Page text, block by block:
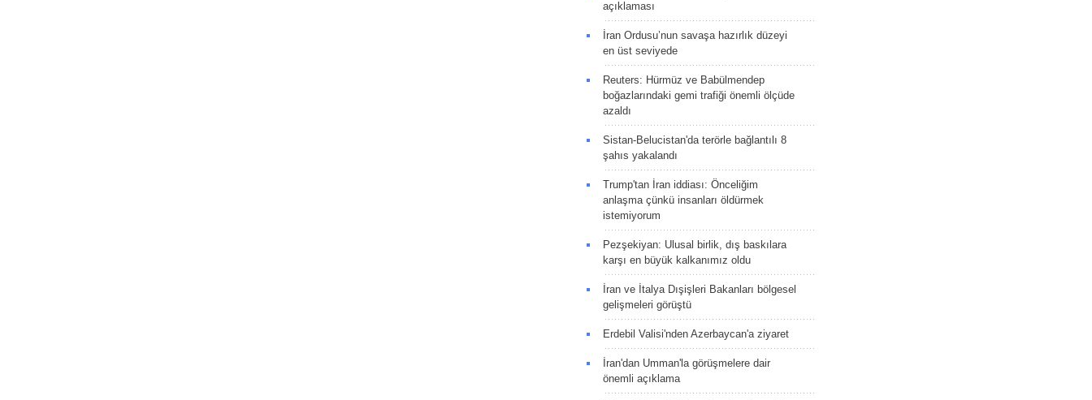
açıklaması
İran Ordusu’nun savaşa hazırlık düzeyi
en üst seviyede
Reuters: Hürmüz ve Babülmendep
boğazlarındaki gemi trafiği önemli ölçüde
azaldı
Sistan-Belucistan'da terörle bağlantılı 8
şahıs yakalandı
Trump'tan İran iddiası: Önceliğim
anlaşma çünkü insanları öldürmek
istemiyorum
Pezşekiyan: Ulusal birlik, dış baskılara
karşı en büyük kalkanımız oldu
İran ve İtalya Dışişleri Bakanları bölgesel
gelişmeleri görüştü
Erdebil Valisi'nden Azerbaycan'a ziyaret
İran'dan Umman'la görüşmelere dair
önemli açıklama